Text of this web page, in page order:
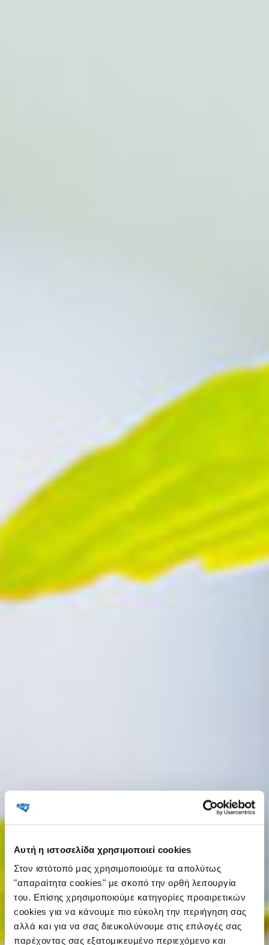
Αυτή η ιστοσελίδα χρησιμοποιεί cookies
Στον ιστότοπό μας χρησιµοποιούµε τα απολύτως
"απαραίτητα cookies" με σκοπό την ορθή λειτουργία
του. Επίσης χρησιμοποιούμε κατηγορίες προαιρετικών
cookies για να κάνουµε πιο εύκολη την περιήγηση σας
αλλά και για να σας διευκολύνουμε στις επιλογές σας
παρέχοντας σας εξατοµικευµένο περιεχόµενο και